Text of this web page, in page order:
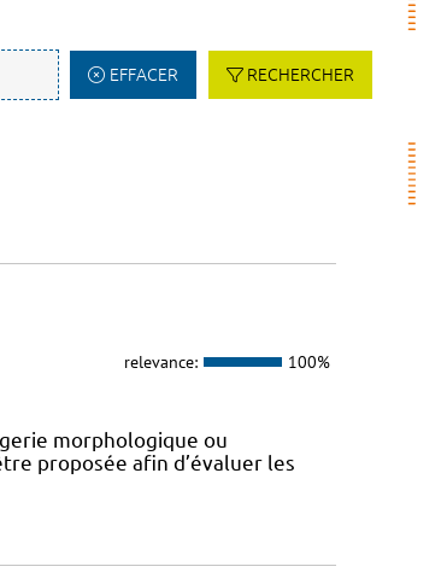
EFFACER RECHERCHER
relevance: 100%
morphologique ou
proposée afin d’évaluer les